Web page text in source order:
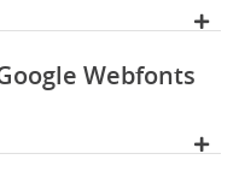
Webfonts